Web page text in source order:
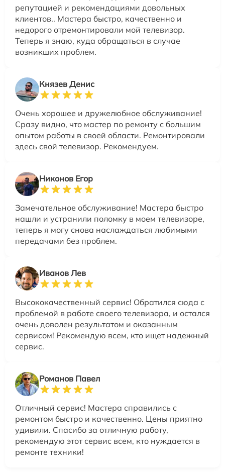
репутацией и рекомендациями довольных
клиентов.. Мастера быстро, качественно и
недорого отремонтировали мой телевизор.
Теперь я знаю, куда обращаться в случае
возникших проблем.
Князев Денис
Очень хорошее и дружелюбное обслуживание!
Сразу видно, что мастер по ремонту с большим
опытом работы в своей области. Ремонтировали
здесь свой телевизор. Рекомендуем.
Никонов Егор
Замечательное обслуживание! Мастера быстро
нашли и устранили поломку в моем телевизоре,
теперь я могу снова наслаждаться любимыми
передачами без проблем.
Иванов Лев
Высококачественный сервис! Обратился сюда с
проблемой в работе своего телевизора, и остался
очень доволен результатом и оказанным
сервисом! Рекомендую всем, кто ищет надежный
сервис.
Романов Павел
Отличный сервис! Мастера справились с
ремонтом быстро и качественно. Цены приятно
удивили. Спасибо за отличную работу,
рекомендую этот сервис всем, кто нуждается в
ремонте техники!